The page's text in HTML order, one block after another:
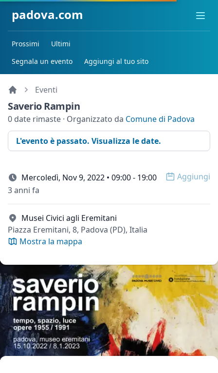
padova.com
Prossimi
Ultimi
Segnala un evento
Aggiungi al tuo sito
Eventi
Saverio Rampin
0 date rimaste · Organizzato da Comune di Padova
L'evento è passato. Visualizza le date.
Mercoledì, Nov 9, 2022 • 09:00 - 19:00 Open
Aggiungi
3 anni fa
Musei Civici agli Eremitani
Piazza Eremitani, 8, Padova (PD), Italia
Mostra la mappa